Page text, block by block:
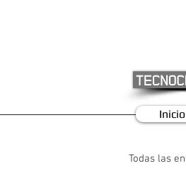
Inicio
Todas las